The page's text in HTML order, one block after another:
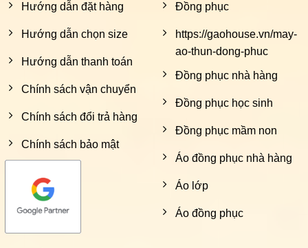
Hướng dẫn đặt hàng
Hướng dẫn chọn size
Hướng dẫn thanh toán
Chính sách vận chuyển
Chính sách đổi trả hàng
Chính sách bảo mật
Đồng phục
https://gaohouse.vn/may-
ao-thun-dong-phuc
Đồng phục nhà hàng
Đồng phục học sinh
Đồng phục mầm non
Áo đồng phục nhà hàng
Áo lớp
Áo đồng phục